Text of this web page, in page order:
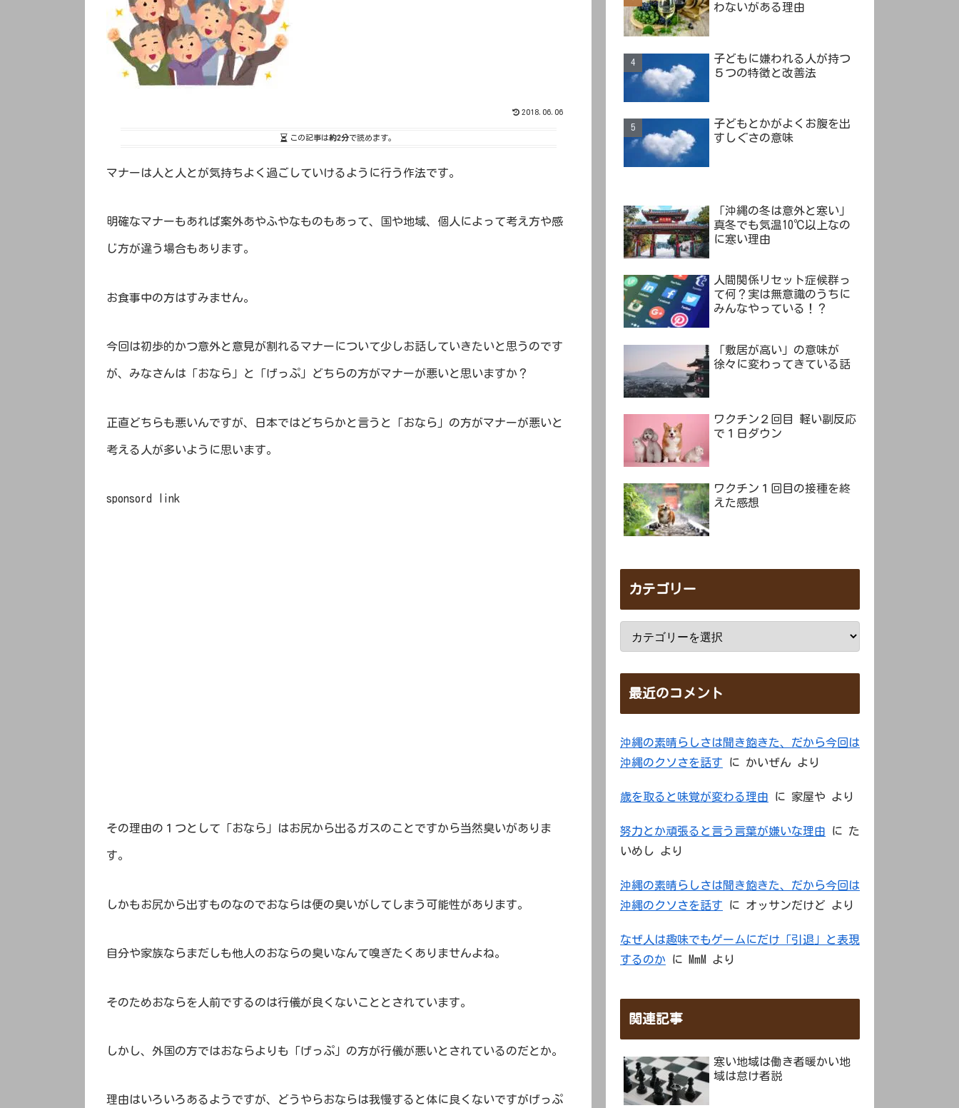
2018.06.06
この記事は約2分で読めます。
マナーは人と人とが気持ちよく過ごしていけるように行う作法です。
明確なマナーもあれば案外あやふやなものもあって、国や地域、個人によって考え方や感
じ方が違う場合もあります。
お食事中の方はすみません。
今回は初歩的かつ意外と意見が割れるマナーについて少しお話していきたいと思うのです
が、みなさんは「おなら」と「げっぷ」どちらの方がマナーが悪いと思いますか？
正直どちらも悪いんですが、日本ではどちらかと言うと「おなら」の方がマナーが悪いと
考える人が多いように思います。
sponsord link
その理由の１つとして「おなら」はお尻から出るガスのことですから当然臭いがありま
す。
しかもお尻から出すものなのでおならは便の臭いがしてしまう可能性があります。
自分や家族ならまだしも他人のおならの臭いなんて嗅ぎたくありませんよね。
そのためおならを人前でするのは行儀が良くないこととされています。
しかし、外国の方ではおならよりも「げっぷ」の方が行儀が悪いとされているのだとか。
理由はいろいろあるようですが、どうやらおならは我慢すると体に良くないですがげっぷ
わないがある理由
子どもに嫌われる人が持つ
５つの特徴と改善法
子どもとかがよくお腹を出
すしぐさの意味
「沖縄の冬は意外と寒い」
真冬でも気温10℃以上なの
に寒い理由
人間関係リセット症候群っ
て何？実は無意識のうちに
みんなやっている！？
「敷居が高い」の意味が
徐々に変わってきている話
ワクチン２回目 軽い副反応
で１日ダウン
ワクチン１回目の接種を終
えた感想
カテゴリー
最近のコメント
沖縄の素晴らしさは聞き飽きた、だから今回は
沖縄のクソさを話す に かいぜん より
歳を取ると味覚が変わる理由 に 家屋や より
努力とか頑張ると言う言葉が嫌いな理由 に た
いめし より
沖縄の素晴らしさは聞き飽きた、だから今回は
沖縄のクソさを話す に オッサンだけど より
なぜ人は趣味でもゲームにだけ「引退」と表現
するのか に MmM より
関連記事
寒い地域は働き者暖かい地
域は怠け者説